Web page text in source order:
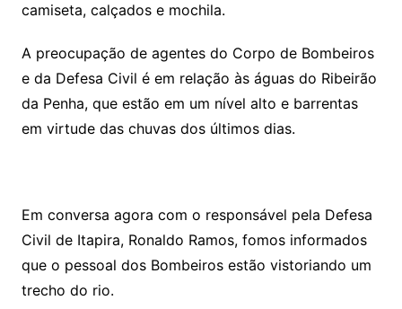
camiseta, calçados e mochila.
A preocupação de agentes do Corpo de Bombeiros
e da Defesa Civil é em relação às águas do Ribeirão
da Penha, que estão em um nível alto e barrentas
em virtude das chuvas dos últimos dias.
Em conversa agora com o responsável pela Defesa
Civil de Itapira, Ronaldo Ramos, fomos informados
que o pessoal dos Bombeiros estão vistoriando um
trecho do rio.